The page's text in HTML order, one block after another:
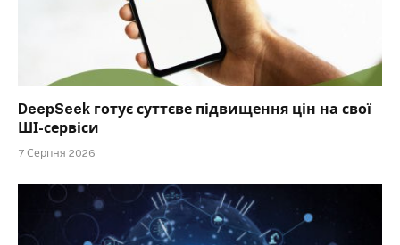
DeepSeek готує суттєве підвищення цін на свої
ШІ-сервіси
7 Серпня 2026